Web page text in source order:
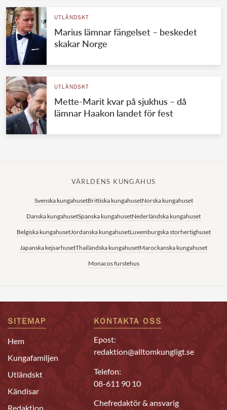
UTLÄNDSKT
Marius lämnar fängelset – beskedet
skakar Norge
UTLÄNDSKT
Mette-Marit kvar på sjukhus – då
lämnar Haakon landet för fest
VÄRLDENS KUNGAHUS
Svenska kungahusetBrittiska kungahusetNorska kungahuset
Danska kungahusetSpanska kungahusetNederländska kungahuset
Belgiska kungahusetJordanska kungahusetLuxemburgska storhertighuset
Japanska kejsarhusetThailändska kungahusetMarockanska kungahuset
Monacos furstehus
SITEMAP
Hem
Kungafamiljen
Utländskt
Kändisar
Redaktion
KONTAKTA OSS
Epost:
redaktion@alltomkungligt.se
Telefon:
08-611 90 10
Chefredaktör & ansvarig